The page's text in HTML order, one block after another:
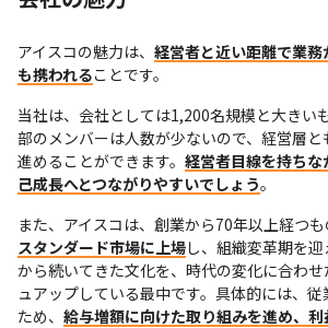
アイスコの魅力は、 経営者と近い距離で業
も携われることです。
当社は、会社としては1,200名規模と大きい
部のメンバーは人数が少ないので、経営層
進めることができます。 経営者目線を持ち
己成長へとつながりやすいでしょう。
また、アイスコは、創業から70年以上経つも
スタンダード市場に上場し、組織変革期を
から続いてきた文化を、時代の変化に合わ
ュアップしている最中です。具体的には、
ため、 給与増額に向けた取り組みを進め、